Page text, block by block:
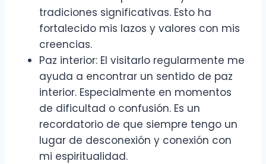
tradiciones significativas. Esto ha
fortalecido mis lazos y valores con mis
creencias.
Paz interior: El visitarlo regularmente me
ayuda a encontrar un sentido de paz
interior. Especialmente en momentos
de dificultad o confusión. Es un
recordatorio de que siempre tengo un
lugar de desconexión y conexión con
mi espiritualidad.